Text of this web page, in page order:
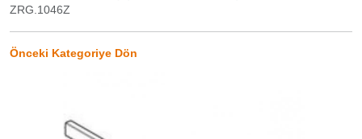
ZRG.1046Z
Önceki Kategoriye Dön